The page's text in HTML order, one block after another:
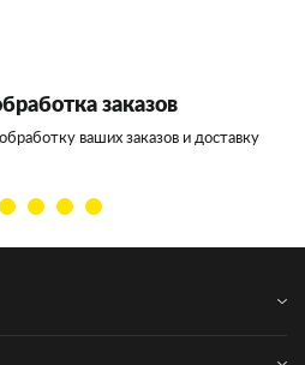
заказов
ваших заказов и доставку